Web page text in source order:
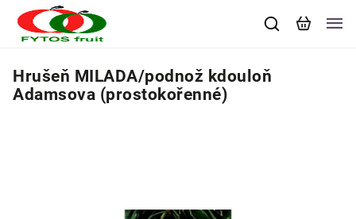
Hrušeň MILADA/podnož kdouloň
Adamsova (prostokořenné)